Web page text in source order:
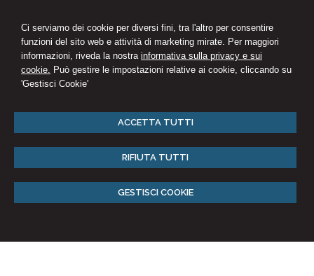
Ci serviamo dei cookie per diversi fini, tra l'altro per consentire
funzioni del sito web e attività di marketing mirate. Per maggiori
informazioni, riveda la nostra informativa sulla privacy e sui
cookie. Può gestire le impostazioni relative ai cookie, cliccando su
'Gestisci Cookie'
ACCETTA TUTTI
RIFIUTA TUTTI
GESTISCI COOKIE